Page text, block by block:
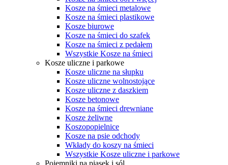
Kosze na śmieci metalowe
Kosze na śmieci plastikowe
Kosze biurowe
Kosze na śmieci do szafek
Kosze na śmieci z pedałem
Wszystkie Kosze na śmieci
Kosze uliczne i parkowe
Kosze uliczne na słupku
Kosze uliczne wolnostojące
Kosze uliczne z daszkiem
Kosze betonowe
Kosze na śmieci drewniane
Kosze żeliwne
Koszopopielnice
Kosze na psie odchody
Wkłady do koszy na śmieci
Wszystkie Kosze uliczne i parkowe
Pojemniki na piasek i sól